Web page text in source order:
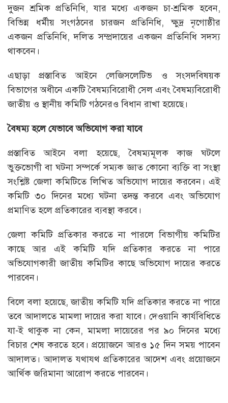
দুজন শ্রমিক প্রতিনিধি, যার মধ্যে একজন চা-শ্রমিক হবেন,
বিভিন্ন ধর্মীয় সংগঠনের চারজন প্রতিনিধি, ক্ষুদ্র নৃগোষ্ঠীর
একজন প্রতিনিধি, দলিত সম্প্রদায়ের একজন প্রতিনিধি সদস্য
থাকবেন।
এছাড়া প্রস্তাবিত আইনে লেজিসলেটিভ ও সংসদবিষয়ক
বিভাগের অধীনে একটি বৈষম্যবিরোধী সেল এবং বৈষম্যবিরোধী
জাতীয় ও স্থানীয় কমিটি গঠনেরও বিধান রাখা হয়েছে।
বৈষম্য হলে যেভাবে অভিযোগ করা যাবে
প্রস্তাবিত আইনে বলা হয়েছে, বৈষম্যমূলক কাজ ঘটলে
ভুক্তভোগী বা ঘটনা সম্পর্কে সম্যক জ্ঞাত কোনো ব্যক্তি বা সংস্থা
সংশ্লিষ্ট জেলা কমিটিতে লিখিত অভিযোগ দায়ের করবেন। এই
কমিটি ৩০ দিনের মধ্যে ঘটনা তদন্ত করবে এবং অভিযোগ
প্রমাণিত হলে প্রতিকারের ব্যবস্থা করবে।
জেলা কমিটি প্রতিকার করতে না পারলে বিভাগীয় কমিটির
কাছে আর এই কমিটি যদি প্রতিকার করতে না পারে
অভিযোগকারী জাতীয় কমিটির কাছে অভিযোগ দায়ের করতে
পারবেন।
বিলে বলা হয়েছে, জাতীয় কমিটি যদি প্রতিকার করতে না পারে
তবে আদালতে মামলা দায়ের করা যাবে। দেওয়ানি কার্যবিধিতে
যা-ই থাকুক না কেন, মামলা দায়েরের পর ৯০ দিনের মধ্যে
বিচার শেষ করতে হবে। প্রয়োজনে আরও ১৫ দিন সময় পাবেন
আদালত। আদালত যথাযথ প্রতিকারের আদেশ এবং প্রয়োজনে
আর্থিক জরিমানা আরোপ করতে পারবেন।